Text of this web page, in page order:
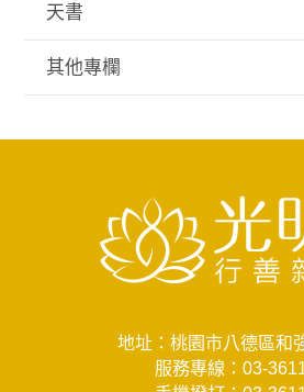
天書
其他專欄
地址：桃園市八德區和
服務專線： 03-